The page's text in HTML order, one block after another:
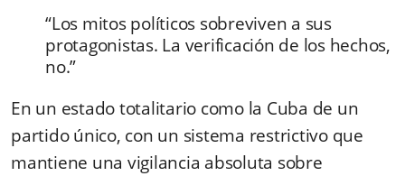
“Los mitos políticos sobreviven a sus
protagonistas. La verificación de los hechos,
no.”
En un estado totalitario como la Cuba de un
partido único, con un sistema restrictivo que
mantiene una vigilancia absoluta sobre